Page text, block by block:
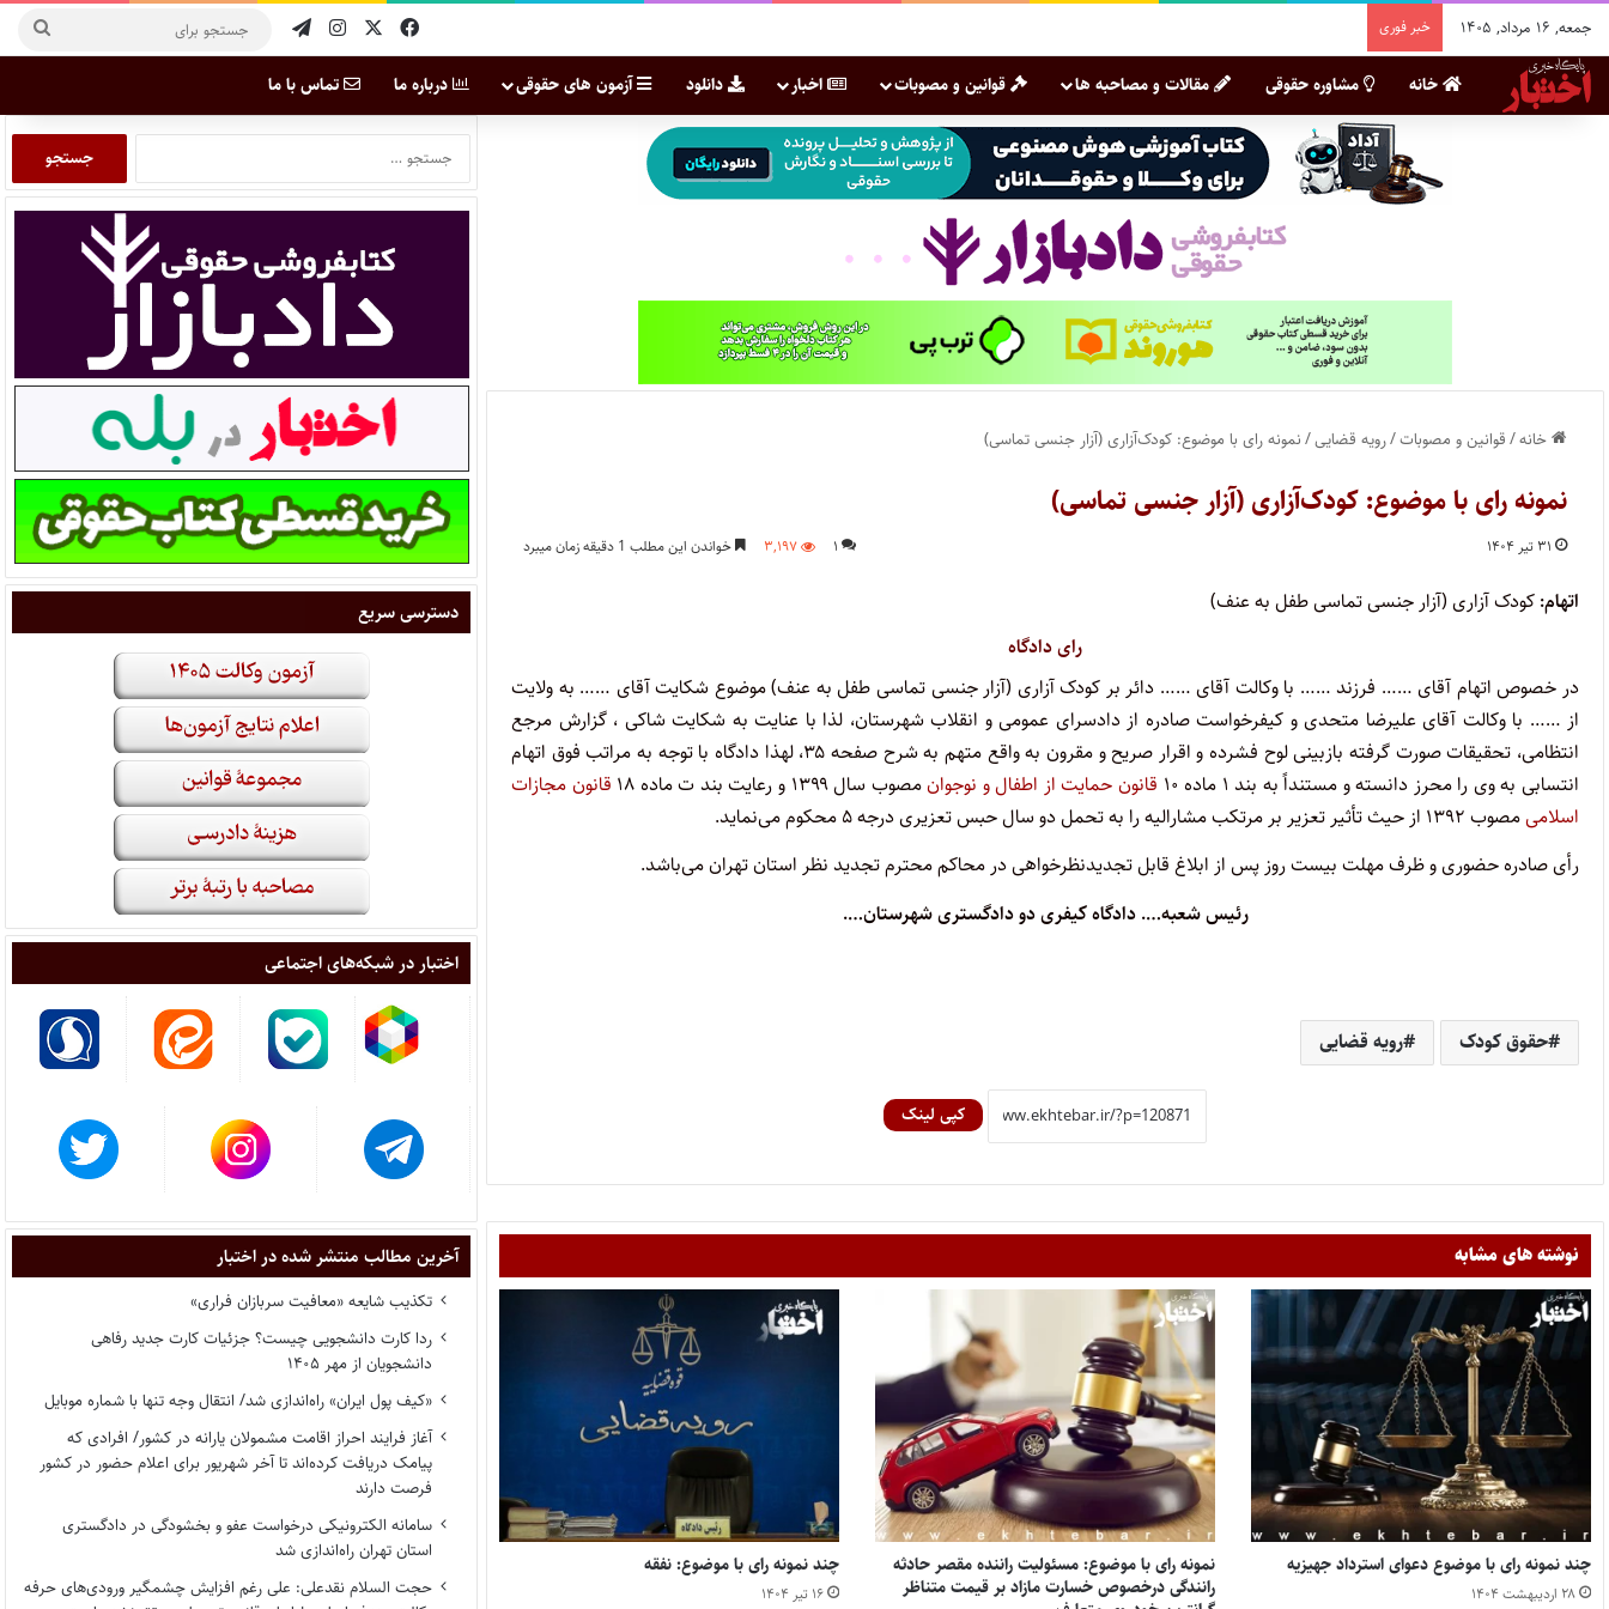
جمعه, ۱۶ مرداد, ۱۴۰۵ خبر فوری
خانه مشاوره حقوقی مقالات و مصاحبه ها قوانین و مصوبات اخبار دانلود آزمون های حقوقی درباره ما تماس با ما
خانه/قوانین و مصوبات/رویه قضایی/نمونه رای با موضوع: کودک‌آزاری (آزار جنسی تماسی)
نمونه رای با موضوع: کودک‌آزاری (آزار جنسی تماسی)
۳۱ تیر ۱۴۰۴ ۱ ۳,۱۹۷ خواندن این مطلب 1 دقیقه زمان میبرد
اتهام: کودک آزاری (آزار جنسی تماسی طفل به عنف)
رای دادگاه
در خصوص اتهام آقای …… فرزند …… با وکالت آقای …… دائر بر کودک آزاری (آزار جنسی تماسی طفل به عنف) موضوع شکایت آقای …… به ولایت
از …… با وکالت آقای علیرضا متحدی و کیفرخواست صادره از دادسرای عمومی و انقلاب شهرستان، لذا با عنایت به شکایت شاکی ، گزارش مرجع
انتظامی، تحقیقات صورت گرفته بازبینی لوح فشرده و اقرار صریح و مقرون به واقع متهم به شرح صفحه ۳۵، لهذا دادگاه با توجه به مراتب فوق اتهام
انتسابی به وی را محرز دانسته و مستنداً به بند ۱ ماده ۱۰
قانون حمایت از اطفال و نوجوان مصوب سال ۱۳۹۹ و رعایت بند ت ماده ۱۸
قانون مجازات
اسلامیمصوب ۱۳۹۲ از حیث تأثیر تعزیر بر مرتکب مشارالیه را به تحمل دو سال حبس تعزیری درجه ۵ محکوم می‌نماید.
رأی صادره حضوری و ظرف مهلت بیست روز پس از ابلاغ قابل تجدیدنظرخواهی در محاکم محترم تجدید نظر استان تهران می‌باشد.
رئیس شعبه…. دادگاه کیفری دو دادگستری شهرستان….
حقوق کودک رویه قضایی
کپی لینک
نوشته های مشابه
چند نمونه رای با موضوع دعوای استرداد جهیزیه
۲۸ اردیبهشت ۱۴۰۴
نمونه رای با موضوع: مسئولیت راننده مقصر حادثه
رانندگی درخصوص خسارت مازاد بر قیمت متناظر
چند نمونه رای با موضوع: نفقه
۱۶ تیر ۱۴۰۴
دسترسی سریع
اختبار در شبکه‌های اجتماعی
آخرین مطالب منتشر شده در اختبار
تکذیب شایعه «معافیت سربازان فراری»
ردا کارت دانشجویی چیست؟ جزئیات کارت جدید رفاهی
دانشجویان از مهر ۱۴۰۵
«کیف پول ایران» راه‌اندازی شد/ انتقال وجه تنها با شماره موبایل
آغاز فرایند احراز اقامت مشمولان یارانه در کشور/ افرادی که
پیامک دریافت کرده‌اند تا آخر شهریور برای اعلام حضور در کشور
فرصت دارند
سامانه الکترونیکی درخواست عفو و بخشودگی در دادگستری
استان تهران راه‌اندازی شد
حجت السلام نقدعلی: علی رغم افزایش چشمگیر ورودی‌های حرفه